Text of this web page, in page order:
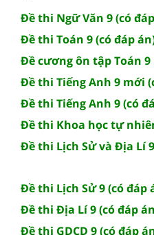
Đề thi Ngữ Văn 9 (có
Đề thi Toán 9 (có đáp
Đề cương ôn tập Toán 9
Đề thi Tiếng Anh 9 mới
Đề thi Tiếng Anh 9 (có
Đề thi Khoa học tự
Đề thi Lịch Sử và Địa Lí
Đề thi Lịch Sử 9 (có đáp
Đề thi Địa Lí 9 (có đáp
Đề thi GDCD 9 (có đáp